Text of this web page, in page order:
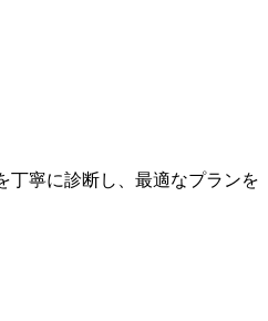
丁寧に診断し、最適なプランを